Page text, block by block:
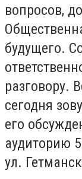
вопросов,
будущего.
разговору.
сегодня
его
аудиторию
ул.